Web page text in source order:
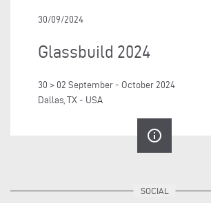
30/09/2024
Glassbuild 2024
30 > 02 September - October 2024
Dallas, TX - USA
info_outline